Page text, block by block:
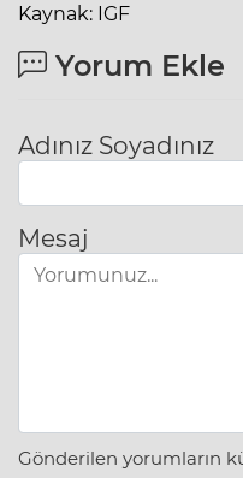
Kaynak: IGF
Yorum Ekle
Adınız Soyadınız
Mesaj
Gönderilen yorumların